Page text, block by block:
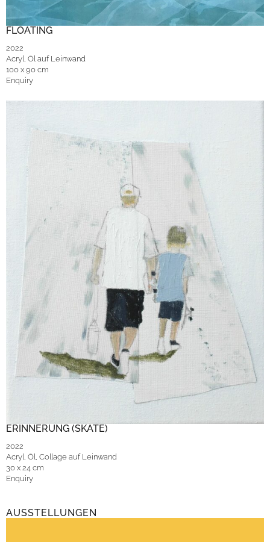
FLOATING
2022
Acryl, Öl auf Leinwand
100 x 90 cm
Enquiry
ERINNERUNG (SKATE)
2022
Acryl, Öl, Collage auf Leinwand
30 x 24 cm
Enquiry
AUSSTELLUNGEN